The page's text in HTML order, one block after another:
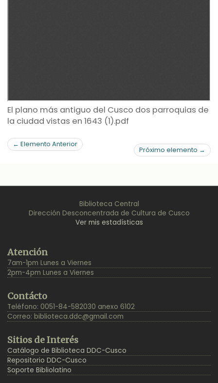
El plano más antiguo del Cusco dos parroquias de
la ciudad vistas en 1643 (1).pdf
← Elemento Anterior
Próximo elemento →
Biblioteca Central
Dirección Desconcentrada de Cultura de Cusco
Ver mis estadísticas
Top
Atención
7am-1pm Lunes a Viernes
2pm-4pm Lunes a Viernes
Contácto
Teléfono: 0051-84-582030 anexo 6102
Correo: biblioteca.ddc@gmail.com
Sitios de Interés
Catálogo de Biblioteca DDC-Cusco
Repositorio DDC-Cusco
Soporte Bibliolatino